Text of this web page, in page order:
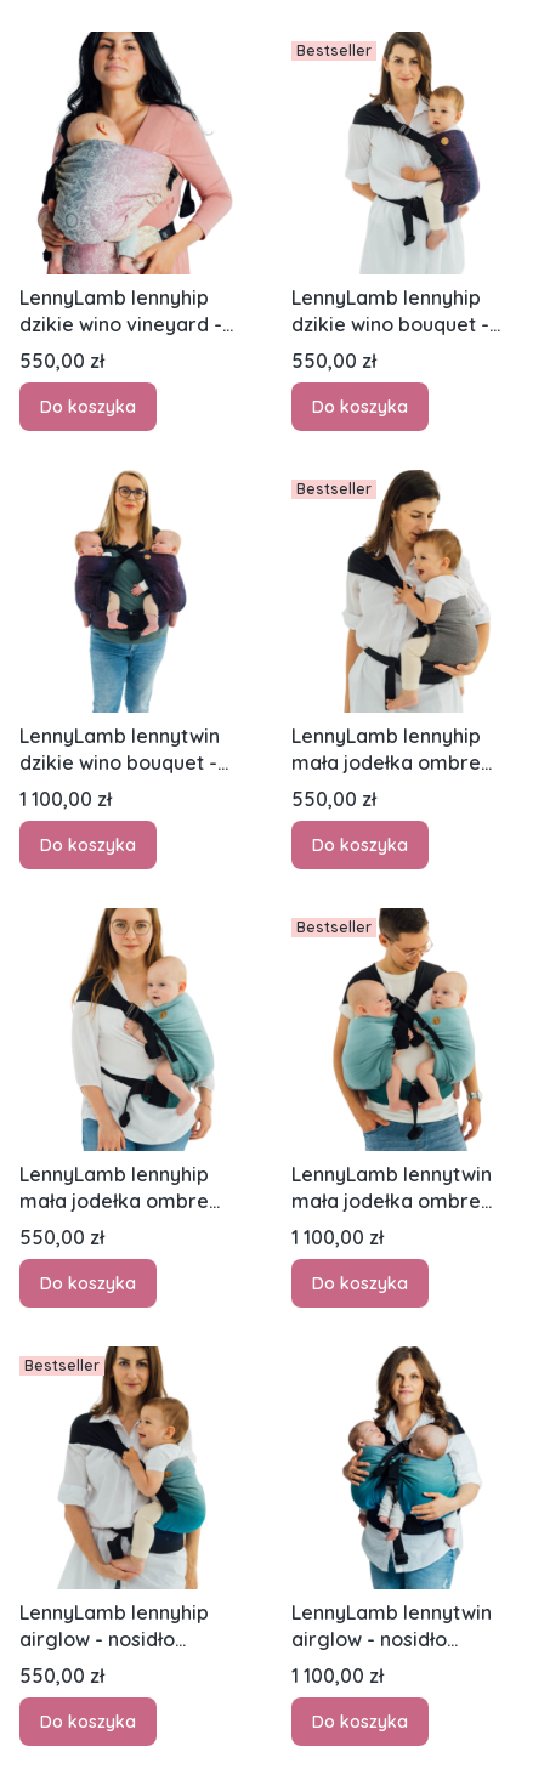
LennyLamb lennyhip
dzikie wino vineyard -
nosidło biodrowe
Cena
550,00 zł
Do koszyka
Bestseller
LennyLamb lennyhip
dzikie wino bouquet -
nosidło biodrowe
Cena
550,00 zł
Do koszyka
LennyLamb lennytwin
dzikie wino bouquet -
nosidło biodrowe dla
dwójki dzieci
Cena
1 100,00 zł
Do koszyka
Bestseller
LennyLamb lennyhip
mała jodełka ombre
szary - nosidło biodrowe
Cena
550,00 zł
Do koszyka
LennyLamb lennyhip
mała jodełka ombre
zieleń - nosidło biodrowe
Cena
550,00 zł
Do koszyka
Bestseller
LennyLamb lennytwin
mała jodełka ombre
zieleń - nosidło biodrowe
dla dwójki dzieci
Cena
1 100,00 zł
Do koszyka
Bestseller
LennyLamb lennyhip
airglow - nosidło
biodrowe
Cena
550,00 zł
Do koszyka
LennyLamb lennytwin
airglow - nosidło
biodrowe dla dwójki
dzieci
Cena
1 100,00 zł
Do koszyka